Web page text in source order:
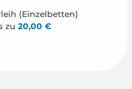
(Einzelbetten)
zu 20,00 €